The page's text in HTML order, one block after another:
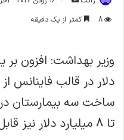
ایمیل
8
کمتر از یک دقیقه
دلار در قالب فاینانس
ساخت سه بیمارستان
تا 8 میلیارد دلار نیز قابل افزایش است